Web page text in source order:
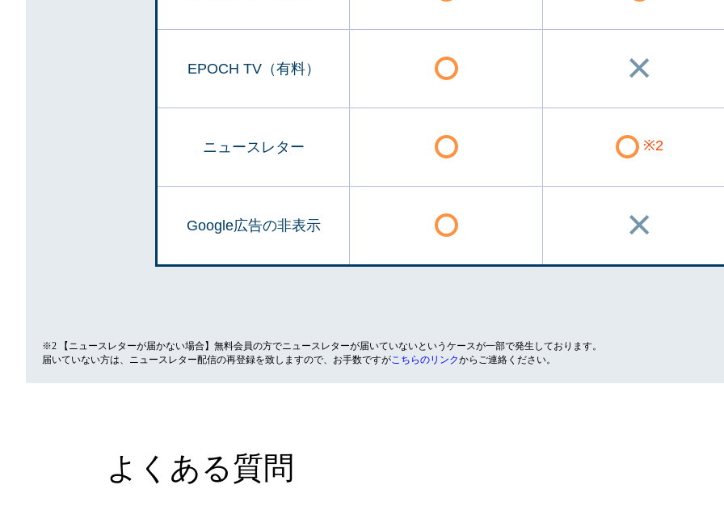
EPOCH TV（有料）
ニュースレター ※2
Google広告の非表示
※2 【ニュースレターが届かない場合】無料会員の方でニュースレターが届いていないというケースが一部で発生しております。
届いていない方は、ニュースレター配信の再登録を致しますので、お手数ですがこちらのリンクからご連絡ください。
よくある質問